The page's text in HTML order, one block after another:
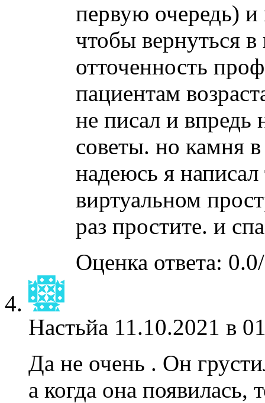
первую очередь)
чтобы вернуться
отточенность
пациентам
не писал и впредь
советы. но камня
надеюсь я
виртуальном
раз простите. и
Оценка ответа: 0.0/
Настьйа 11.10.2021 в
Да не очень . Он
а когда она появилась,